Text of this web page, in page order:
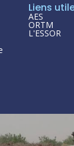
Liens
AES
ORTM
L'ESSOR